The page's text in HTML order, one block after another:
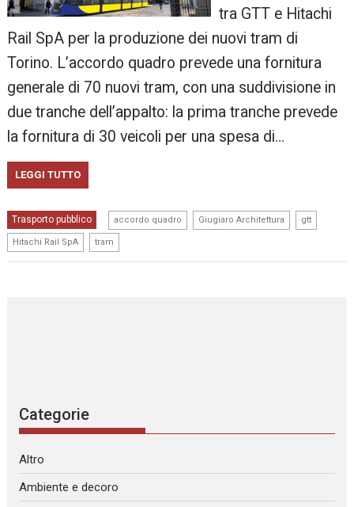
tra GTT e Hitachi
Rail SpA per la produzione dei nuovi tram di
Torino. L’accordo quadro prevede una fornitura
generale di 70 nuovi tram, con una suddivisione in
due tranche dell’appalto: la prima tranche prevede
la fornitura di 30 veicoli per una spesa di…
LEGGI TUTTO
Trasporto pubblico accordo quadro Giugiaro Architettura gtt
Hitachi Rail SpA tram
Categorie
Altro
Ambiente e decoro